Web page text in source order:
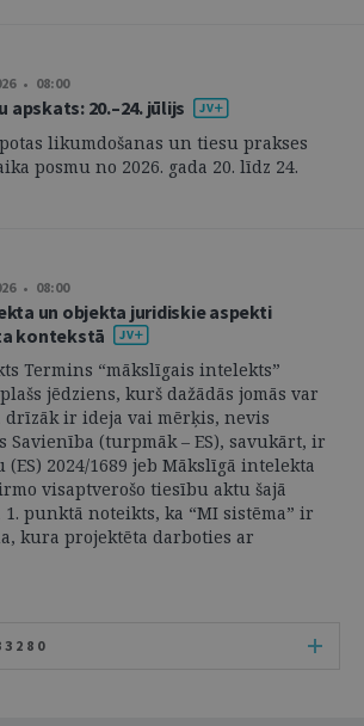
• 08:00
20.–24. jūlijs
likumdošanas un tiesu prakses
posmu no 2026. gada 20. līdz 24.
• 08:00
un objekta juridiskie aspekti
kontekstā
Termins “mākslīgais intelekts”
jēdziens, kurš dažādās jomās var
drīzāk ir ideja vai mērķis, nevis
Savienība (turpmāk – ES), savukārt, ir
2024/1689 jeb Mākslīgā intelekta
visaptverošo tiesību aktu šajā
1. punktā noteikts, ka “MI sistēma” ir
kura projektēta darboties ar